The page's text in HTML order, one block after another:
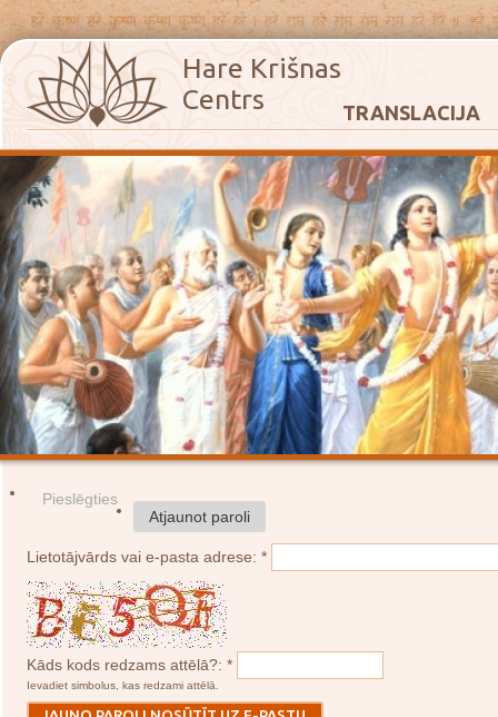
Hare Krišnas
Centrs
TRANSLACIJA
Pieslēgties
Atjaunot paroli
Lietotājvārds vai e-pasta adrese: *
Kāds kods redzams attēlā?: *
Ievadiet simbolus, kas redzami attēlā.